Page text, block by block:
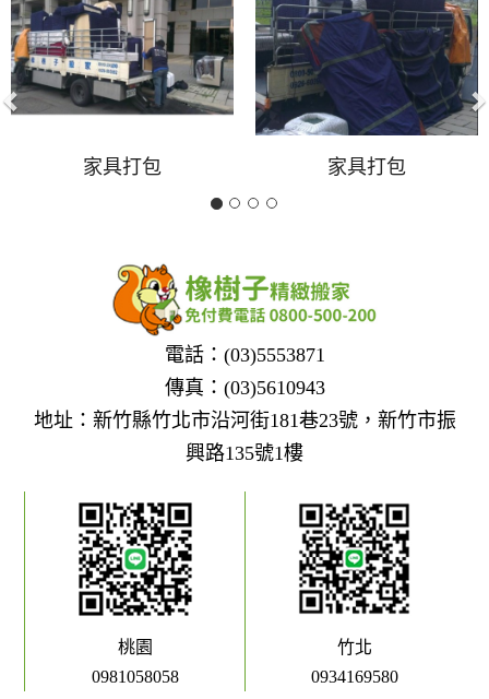
家具打包 家具打包
電話： (03)5553871
傳真：(03)5610943
地址：新竹縣竹北市沿河街181巷23號，新竹市振
興路135號1樓
桃園
0981058058
竹北
0934169580